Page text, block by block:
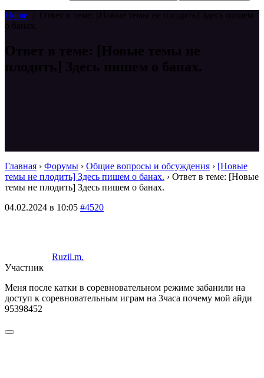
Home
Ответ в теме: [Новые темы не плодить] Здесь пишем
о банах.
Ответ в теме: [Новые темы не
плодить] Здесь пишем о банах.
Главная › Форумы › Общие вопросы и обсуждения › [Новые
темы не плодить] Здесь пишем о банах. › Ответ в теме: [Новые
темы не плодить] Здесь пишем о банах.
04.02.2024 в 10:05 #4520
Ruzil.m.
Участник
Меня после катки в соревновательном режиме забанили на
доступ к соревновательным играм на 3часа почему мой айди
95398452